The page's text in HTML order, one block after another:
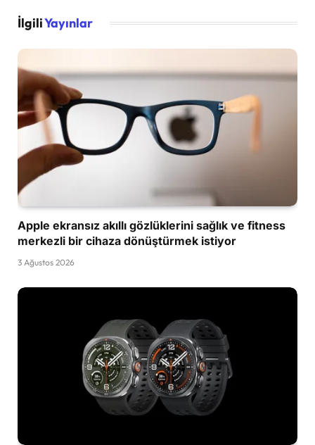
İlgiliYayınlar
Apple ekransız akıllı gözlüklerini sağlık ve fitness
merkezli bir cihaza dönüştürmek istiyor
3 Ağustos 2026